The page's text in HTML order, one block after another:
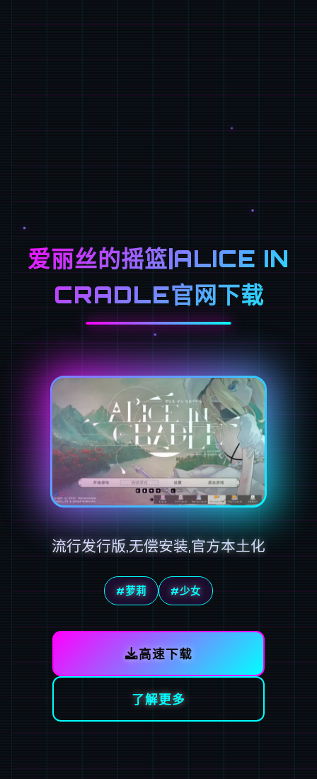
爱丽丝的摇篮|ALICE IN
CRADLE官网下载
流行发行版,无偿安装,官方本土化
#萝莉 #少女
高速下载
了解更多